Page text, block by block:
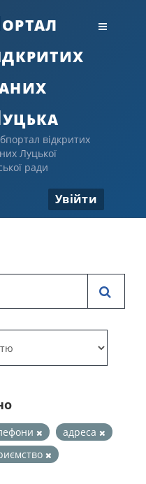
відкритих
Луцької
ради
Увійти
адреса